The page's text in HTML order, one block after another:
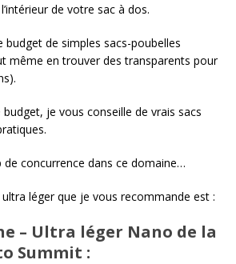
de votre sac à dos.
budget de simples sacs-poubelles
même en trouver des transparents pour
je vous conseille de vrais sacs
de concurrence dans ce domaine…
léger que je vous recommande est :
– Ultra léger Nano de la
Summit :